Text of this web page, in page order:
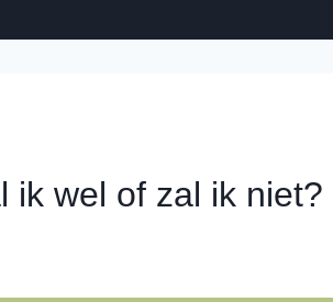
ik wel of zal ik niet?